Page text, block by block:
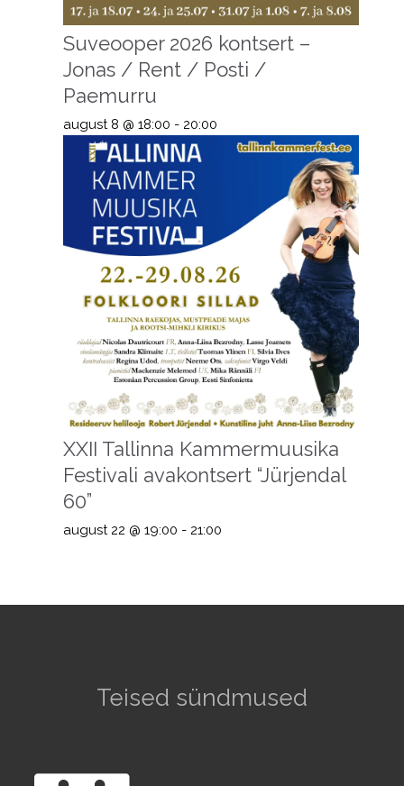
Suveooper 2026 kontsert –
Jonas / Rent / Posti /
Paemurru
august 8 @ 18:00 - 20:00
XXII Tallinna Kammermuusika
Festivali avakontsert “Jürjendal
60”
august 22 @ 19:00 - 21:00
Teised sündmused